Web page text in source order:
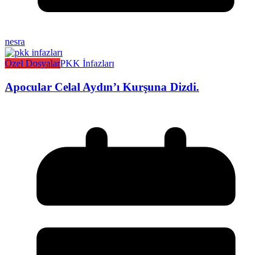
nesra
Özel DosyalarPKK İnfazları
Apocular Celal Aydın’ı Kurşuna Dizdi.